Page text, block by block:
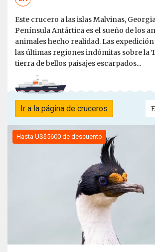
Este crucero a las islas Malvinas,
Península Antártica es el sueño de los
animales hecho realidad. Las
las últimas regiones indómitas sobre la
tierra de bellos paisajes escarpados...
Ir a la página de cruceros
Hasta US$5600 de descuento